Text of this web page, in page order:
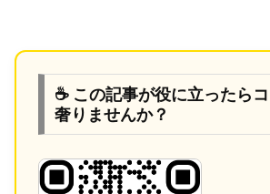
☕ この記事が役に立ったら
奢りませんか？